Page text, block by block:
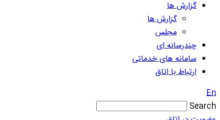
گزارش ها
گزارش ها
مجلس
چندرسانه ای
سامانه های خدماتی
ارتباط با اتاق
En
Search